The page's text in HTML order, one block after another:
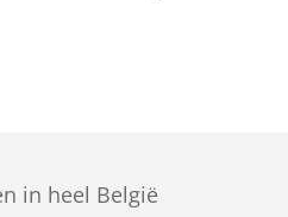
in heel België